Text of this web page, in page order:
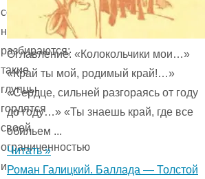
совершенно
не
разбираются;
такие
глупцы
гордятся
своей
ограниченностью
и
Оглавление: «Колокольчики мои…»
«Край ты мой, родимый край!…»
«Сердце, сильней разгораясь от году
до году…» «Ты знаешь край, где все
обильем ...
Читать »
Роман Галицкий. Баллада — Толстой